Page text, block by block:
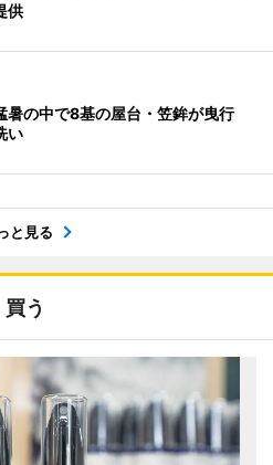
供
暑の中で8基の屋台・笠鉾が曳行
い
と見る
買う